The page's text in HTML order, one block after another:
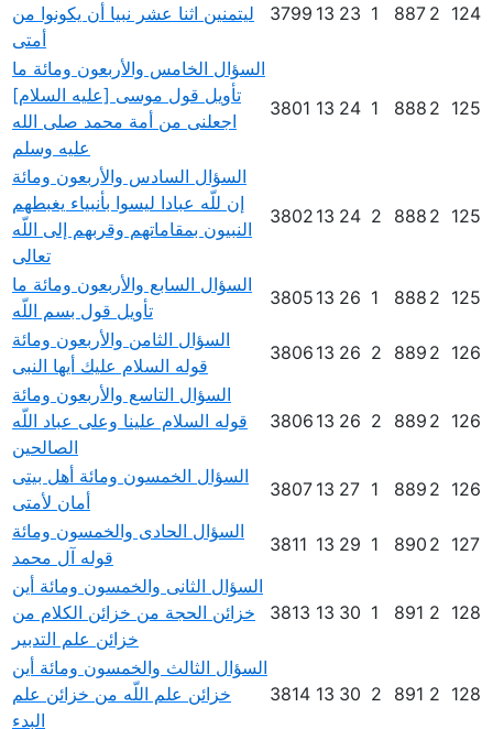
ليتمنين اثنا عشر نبيا أن يكونوا من
أمتى
3799 13 23 1 887 2 124
السؤال الخامس والأربعون ومائة ما
تأويل قول موسى [عليه السلام]
اجعلنى من أمة محمد صلى الله
عليه وسلم
3801 13 24 1 888 2 125
السؤال السادس والأربعون ومائة
إن للّه عبادا ليسوا بأنبياء يغبطهم
النبيون بمقاماتهم وقربهم إلى اللّه
تعالى
3802 13 24 2 888 2 125
السؤال السابع والأربعون ومائة ما
تأويل قول بسم اللّه
3805 13 26 1 888 2 125
السؤال الثامن والأربعون ومائة
قوله السلام عليك أيها النبى
3806 13 26 2 889 2 126
السؤال التاسع والأربعون ومائة
قوله السلام علينا وعلى عباد اللّه
الصالحين
3806 13 26 2 889 2 126
السؤال الخمسون ومائة أهل بيتى
أمان لأمتى
3807 13 27 1 889 2 126
السؤال الحادى والخمسون ومائة
قوله آل محمد
3811 13 29 1 890 2 127
السؤال الثانى والخمسون ومائة أين
خزائن الحجة من خزائن الكلام من
خزائن علم التدبير
3813 13 30 1 891 2 128
السؤال الثالث والخمسون ومائة أين
خزائن علم اللّه من خزائن علم
البدء
3814 13 30 2 891 2 128